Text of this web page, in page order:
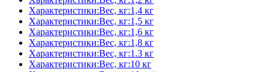
Характеристики:Вес, кг:1,4 кг
Характеристики:Вес, кг:1,5 кг
Характеристики:Вес, кг:1,6 кг
Характеристики:Вес, кг:1,8 кг
Характеристики:Вес, кг:1.3 кг
Характеристики:Вес, кг:10 кг